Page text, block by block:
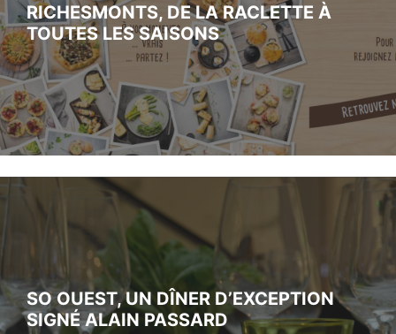
RICHESMONTS, DE LA RACLETTE À
TOUTES LES SAISONS
SO OUEST, UN DÎNER D’EXCEPTION
SIGNÉ ALAIN PASSARD